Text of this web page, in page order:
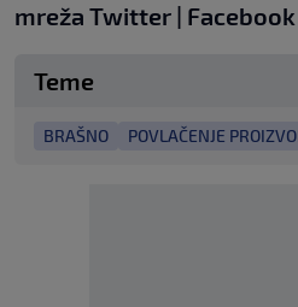
mreža Twitter | Facebook
Teme
BRAŠNO POVLAČENJE